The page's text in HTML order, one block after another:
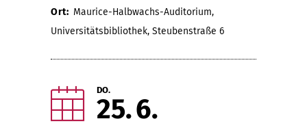
Ort: Maurice-Halbwachs-Auditorium,
Universitätsbibliothek, Steubenstraße 6
DO.
25 6